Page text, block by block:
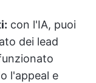
con l'IA, puoi
dei lead
l'appeal e